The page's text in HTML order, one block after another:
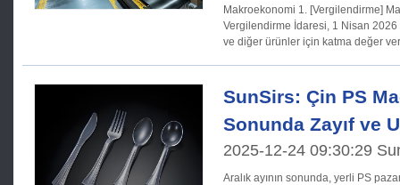
Makroekonomi 1. [Vergilendirme] Maliye Bakanlığı ve Devlet
Vergilendirme İdaresi, 1 Nisan
ve diğer ürünler için katma değer
SunSirs: Çin PS
Sonunda Zayıf ve
2025-12-24 09:30:29
Aralık ayının sonunda, yerli PS